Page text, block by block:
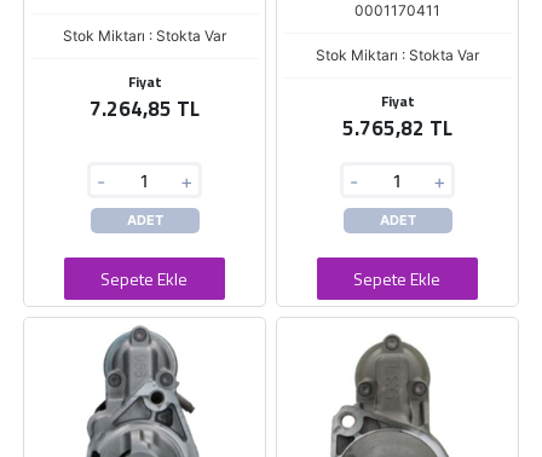
Stok Miktarı : Stokta Var
Fiyat
7.264,85 TL
- +
ADET
Sepete Ekle
0001170411
Stok Miktarı : Stokta Var
Fiyat
5.765,82 TL
- +
ADET
Sepete Ekle